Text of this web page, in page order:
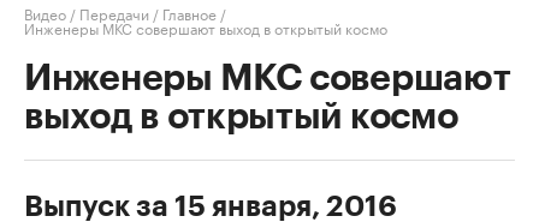
Видео / Передачи / Главное /
Инженеры МКС совершают выход в открытый космо
Инженеры МКС совершают
выход в открытый космо
Выпуск за 15 января, 2016